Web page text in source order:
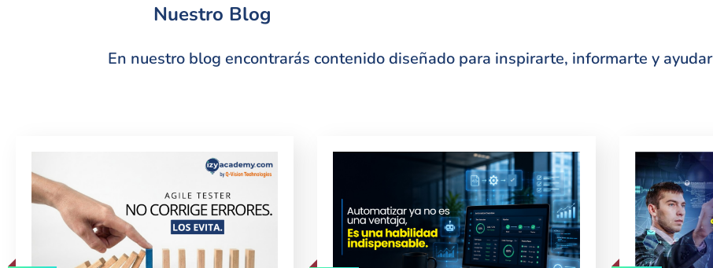
Nuestro Blog
En nuestro blog encontrarás contenido diseñado para inspirarte, informarte y